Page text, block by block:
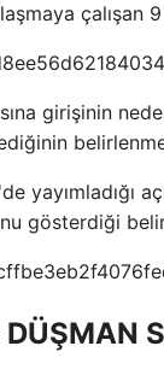
çalışan
girişinin
gösterdiği